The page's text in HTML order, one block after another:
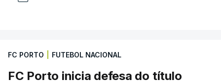
FC PORTO FUTEBOL NACIONAL
FC Porto inicia defesa do título